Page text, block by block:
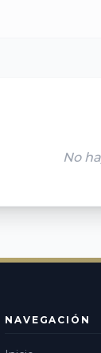
No
NAVEGACIÓN